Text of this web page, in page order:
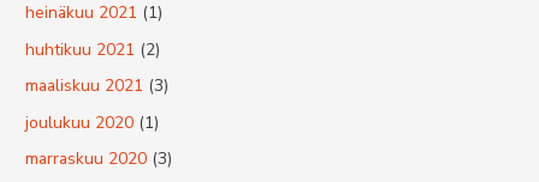
heinäkuu 2021 (1)
huhtikuu 2021 (2)
maaliskuu 2021 (3)
joulukuu 2020 (1)
marraskuu 2020 (3)